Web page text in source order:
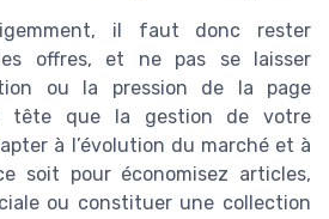
il faut donc rester
offres, et ne pas se laisser
ou la pression de la page
tête que la gestion de votre
à l’évolution du marché et à
soit pour économisez articles,
ou constituer une collection